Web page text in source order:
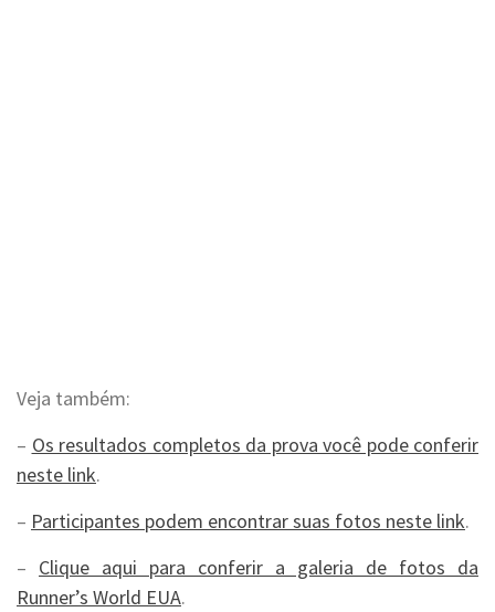
Veja também:
– Os resultados completos da prova você pode conferir
neste link.
– Participantes podem encontrar suas fotos neste link.
– Clique aqui para conferir a galeria de fotos da
Runner’s World EUA.